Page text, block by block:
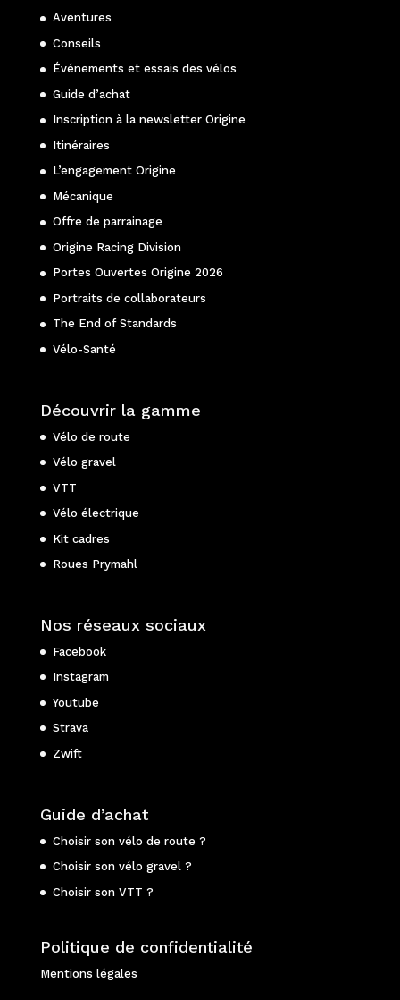
Aventures
Conseils
Événements et essais des vélos
Guide d’achat
Inscription à la newsletter Origine
Itinéraires
L’engagement Origine
Mécanique
Offre de parrainage
Origine Racing Division
Portes Ouvertes Origine 2026
Portraits de collaborateurs
The End of Standards
Vélo-Santé
Découvrir la gamme
Vélo de route
Vélo gravel
VTT
Vélo électrique
Kit cadres
Roues Prymahl
Nos réseaux sociaux
Facebook
Instagram
Youtube
Strava
Zwift
Guide d’achat
Choisir son vélo de route ?
Choisir son vélo gravel ?
Choisir son VTT ?
Politique de confidentialité
Mentions légales